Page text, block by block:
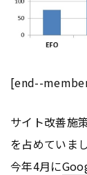
[end--
サイト改善施
を占めていま
今年4月に